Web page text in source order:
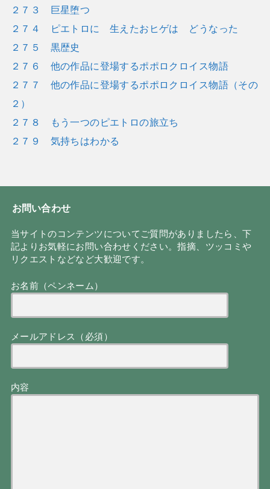
２７３ 巨星堕つ
２７４ ピエトロに 生えたおヒゲは どうなった
２７５ 黒歴史
２７６ 他の作品に登場するポポロクロイス物語
２７７ 他の作品に登場するポポロクロイス物語（その
２）
２７８ もう一つのピエトロの旅立ち
２７９ 気持ちはわかる
お問い合わせ
当サイトのコンテンツについてご質問がありましたら、下
記よりお気軽にお問い合わせください。指摘、ツッコミや
リクエストなどなど大歓迎です。
お名前（ペンネーム）
メールアドレス（必須）
内容